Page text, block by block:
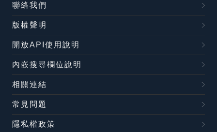
聯絡我們
版權聲明
開放API使用說明
內嵌搜尋欄位說明
相關連結
常見問題
隱私權政策